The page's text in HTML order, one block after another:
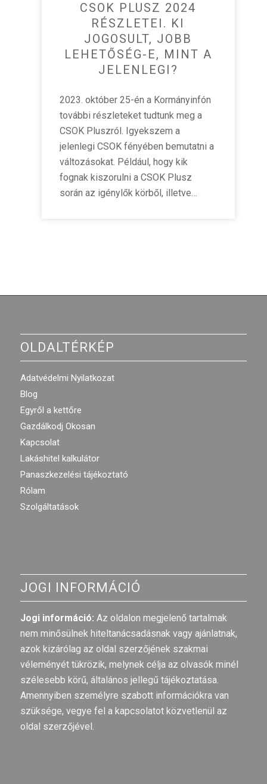
CSOK PLUSZ 2024
RÉSZLETEI. KI
JOGOSULT, JOBB
LEHETŐSÉG-E, MINT A
JELENLEGI?
2023. október 25-én a Kormányinfón
további részleteket tudtunk meg a
CSOK Pluszról. Igyekszem a
jelenlegi CSOK fényében bemutatni a
változásokat. Például, hogy kik
fognak kiszorulni a CSOK Plusz
során az igénylők körből, illetve…
OLDALTÉRKÉP
Adatvédelmi Nyilatkozat
Blog
Egyről a kettőre
Gazdálkodj Okosan
Kapcsolat
Lakáshitel kalkulátor
Panaszkezelési tájékoztató
Rólam
Szolgáltatások
JOGI INFORMÁCIÓ
Jogi információ: Az oldalon megjelenő tartalmak
nem minősülnek hiteltanácsadásnak vagy ajánlatnak,
azok kizárólag az oldal szerzőjének szakmai
véleményét tükrözik, melynek célja az olvasók minél
szélesebb körű, általános jellegű tájékoztatása.
Amennyiben személyre szabott információkra van
szüksége, vegye fel a kapcsolatot közvetlenül az
oldal szerzőjével.